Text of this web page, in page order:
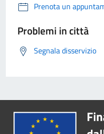
Prenota un
Problemi in città
Segnala disservizio